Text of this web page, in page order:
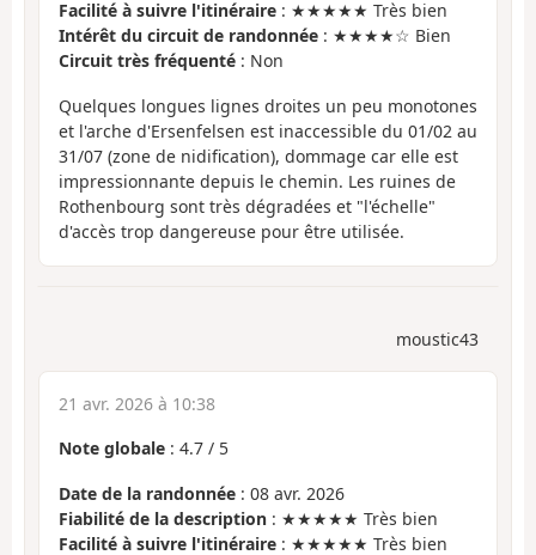
Facilité à suivre l'itinéraire : ★★★★★ Très bien
Intérêt du circuit de randonnée : ★★★★☆ Bien
Circuit très fréquenté : Non
Quelques longues lignes droites un peu monotones
et l'arche d'Ersenfelsen est inaccessible du 01/02 au
31/07 (zone de nidification), dommage car elle est
impressionnante depuis le chemin. Les ruines de
Rothenbourg sont très dégradées et "l'échelle"
d'accès trop dangereuse pour être utilisée.
moustic43
21 avr. 2026 à 10:38
Note globale : 4.7 / 5
Date de la randonnée : 08 avr. 2026
Fiabilité de la description : ★★★★★ Très bien
Facilité à suivre l'itinéraire : ★★★★★ Très bien